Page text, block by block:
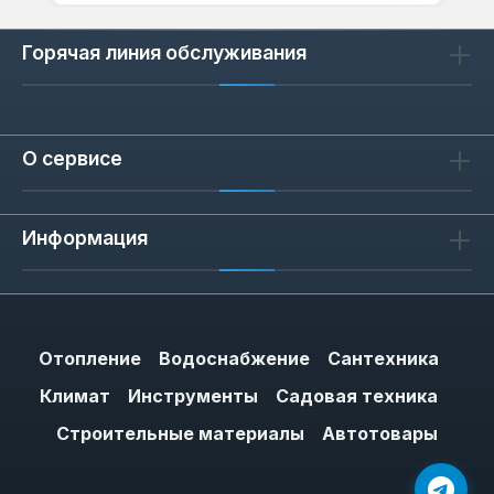
Горячая линия обслуживания
О сервисе
Информация
Отопление Водоснабжение
Сантехника
Климат
Инструменты
Садовая техника
Строительные материалы
Автотовары